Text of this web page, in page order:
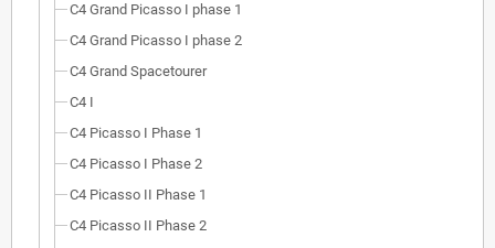
C4 Grand Picasso I phase 1
C4 Grand Picasso I phase 2
C4 Grand Spacetourer
C4 I
C4 Picasso I Phase 1
C4 Picasso I Phase 2
C4 Picasso II Phase 1
C4 Picasso II Phase 2